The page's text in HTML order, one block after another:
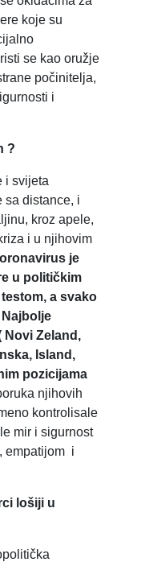
koje su
se kao oružje
počinitelja,
i
?
i svijeta
sa distance, i
kroz apele,
i u njihovim
je
u političkim
a svako
Novi Zeland,
Island,
pozicijama
njihovih
kontrolisale
mir i sigurnost
empatijom i
lošiji u